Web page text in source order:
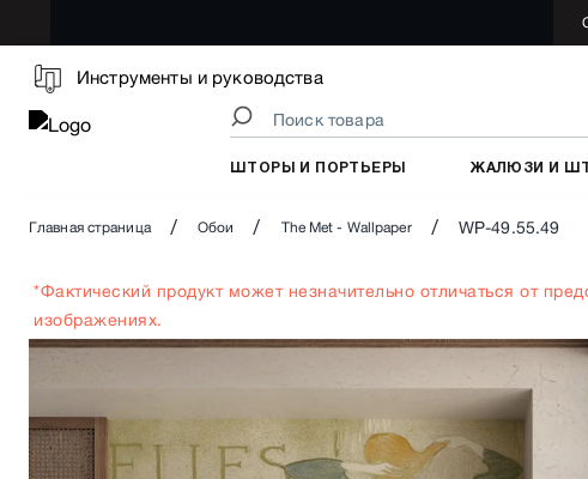
Инструменты и руководства
ШТОРЫ И ПОРТЬЕРЫ ЖАЛЮЗИ И
Главная страница / Обои / The Met - Wallpaper / WP-49.55.49
*Фактический продукт может незначительно отличаться от
изображениях.